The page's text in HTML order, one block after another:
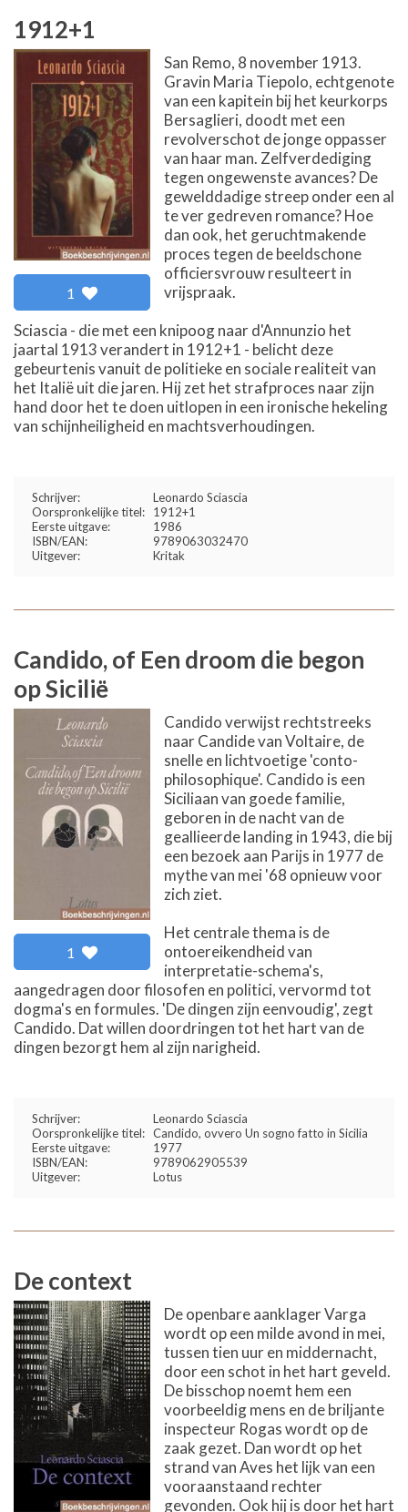
1912+1
1
San Remo, 8 november 1913.
Gravin Maria Tiepolo, echtgenote
van een kapitein bij het keurkorps
Bersaglieri, doodt met een
revolverschot de jonge oppasser
van haar man. Zelfverdediging
tegen ongewenste avances? De
gewelddadige streep onder een al
te ver gedreven romance? Hoe
dan ook, het geruchtmakende
proces tegen de beeldschone
officiersvrouw resulteert in
vrijspraak.
Sciascia - die met een knipoog naar d'Annunzio het
jaartal 1913 verandert in 1912+1 - belicht deze
gebeurtenis vanuit de politieke en sociale realiteit van
het Italië uit die jaren. Hij zet het strafproces naar zijn
hand door het te doen uitlopen in een ironische hekeling
van schijnheiligheid en machtsverhoudingen.
Schrijver:
Leonardo Sciascia
Oorspronkelijke titel:
1912+1
Eerste uitgave:
1986
ISBN/EAN:
9789063032470
Uitgever:
Kritak
Candido, of Een droom die begon
op Sicilië
1
Candido verwijst rechtstreeks
naar Candide van Voltaire, de
snelle en lichtvoetige 'conto-
philosophique'. Candido is een
Siciliaan van goede familie,
geboren in de nacht van de
geallieerde landing in 1943, die bij
een bezoek aan Parijs in 1977 de
mythe van mei '68 opnieuw voor
zich ziet.
Het centrale thema is de
ontoereikendheid van
interpretatie-schema's,
aangedragen door filosofen en politici, vervormd tot
dogma's en formules. 'De dingen zijn eenvoudig', zegt
Candido. Dat willen doordringen tot het hart van de
dingen bezorgt hem al zijn narigheid.
Schrijver:
Leonardo Sciascia
Oorspronkelijke titel: Candido, ovvero Un sogno fatto in Sicilia
Eerste uitgave:
1977
ISBN/EAN:
9789062905539
Uitgever:
Lotus
De context
De openbare aanklager Varga
wordt op een milde avond in mei,
tussen tien uur en middernacht,
door een schot in het hart geveld.
De bisschop noemt hem een
voorbeeldig mens en de briljante
inspecteur Rogas wordt op de
zaak gezet. Dan wordt op het
strand van Aves het lijk van een
vooraanstaand rechter
gevonden. Ook hij is door het hart